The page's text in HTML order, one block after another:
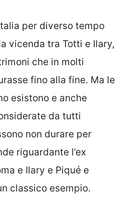
per diverso tempo
vicenda tra Totti e Ilary,
che in molti
fino alla fine. Ma le
esistono e anche
da tutti
non durare per
riguardante l’ex
e Ilary e Piqué e
classico esempio.